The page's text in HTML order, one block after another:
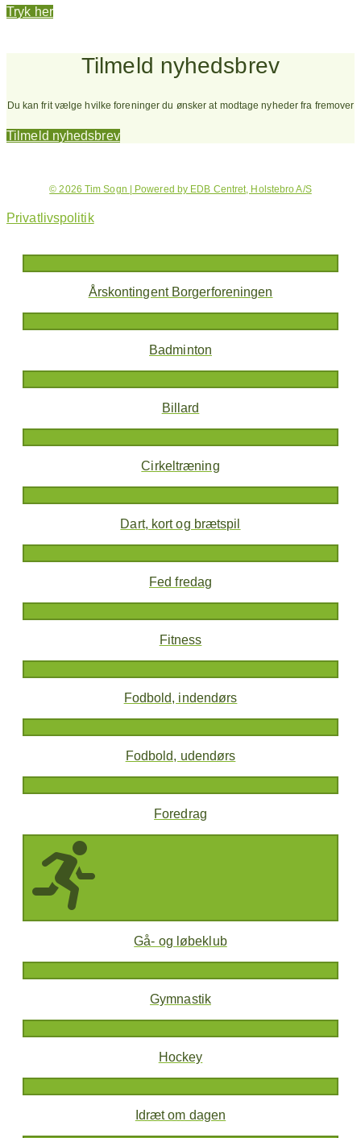
Tryk her
Tilmeld nyhedsbrev
Du kan frit vælge hvilke foreninger du ønsker at modtage nyheder fra fremover
Tilmeld nyhedsbrev
© 2026 Tim Sogn | Powered by EDB Centret, Holstebro A/S
Privatlivspolitik
Årskontingent Borgerforeningen
Badminton
Billard
Cirkeltræning
Dart, kort og brætspil
Fed fredag
Fitness
Fodbold, indendørs
Fodbold, udendørs
Foredrag
Gå- og løbeklub
Gymnastik
Hockey
Idræt om dagen